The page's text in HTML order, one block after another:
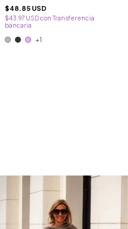
$48.85 USD
$43.97 USDcon Transferencia
bancaria
+1